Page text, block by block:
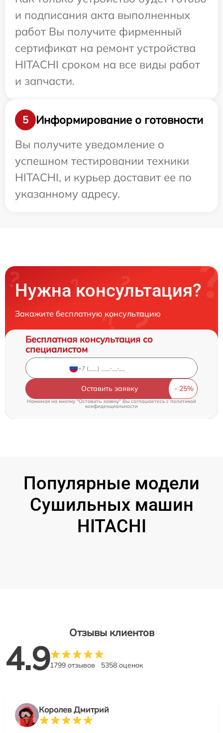
и подписания акта выполненных
работ Вы получите фирменный
сертификат на ремонт устройства
HITACHI сроком на все виды работ
и запчасти.
5
Информирование о готовности
Вы получите уведомление о
успешном тестировании техники
HITACHI, и курьер доставит ее по
указанному адресу.
Нужна консультация?
Закажите бесплатную консультацию
Бесплатная консультация со
специалистом
Оставить заявку
Нажимая на кнопку "Оставить заявку" Вы соглашаетесь c политикой
конфиденциальности
Популярные модели
Сушильных машин
HITACHI
Отзывы клиентов
4.91799 отзывов 5358 оценок
Королев Дмитрий